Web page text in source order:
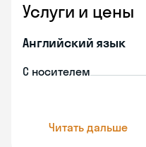
Услуги и цены
Английский язык
С носителем
Читать дальше